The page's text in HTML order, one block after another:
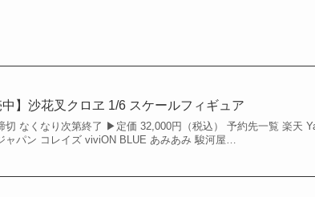
中】沙花叉クロヱ 1/6 スケールフィギュア
切 なくなり次第終了 ▶︎定価 32,000円（税込） 予約先一覧 楽天
ャパン コレイズ viviON BLUE あみあみ 駿河屋…